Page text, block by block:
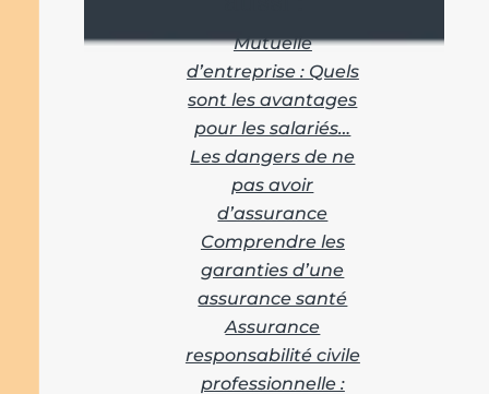
Mutuelle
d’entreprise : Quels
sont les avantages
pour les salariés…
Les dangers de ne
pas avoir
d’assurance
Comprendre les
garanties d’une
assurance santé
Assurance
responsabilité civile
professionnelle :